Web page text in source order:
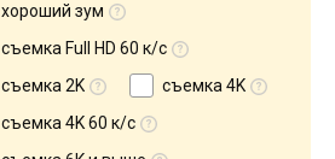
хороший зум
съемка Full HD 60 к/с
съемка 2K
съемка 4K
съемка 4K 60 к/с